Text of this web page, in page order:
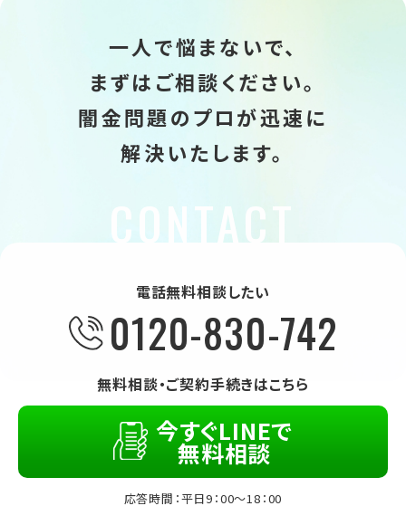
一人で悩まないで、
まずはご相談ください。
闇金問題のプロが迅速に
解決いたします。
電話無料相談したい
0120-830-742
無料相談・ご契約手続きはこちら
今すぐLINEで
無料相談
応答時間：平日9：00～18：00